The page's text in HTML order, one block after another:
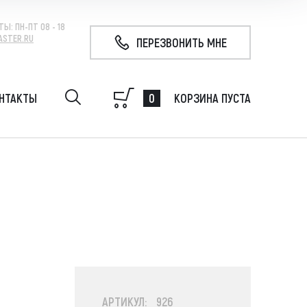
ПН-ПТ 08 - 18
ПЕРЕЗВОНИТЬ МНЕ
0 КОРЗИНА ПУСТА
АРТИКУЛ: 926